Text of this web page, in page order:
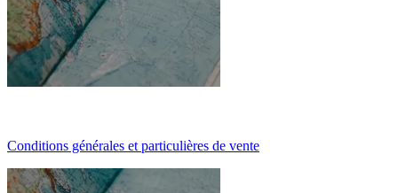
Conditions générales et particulières de vente